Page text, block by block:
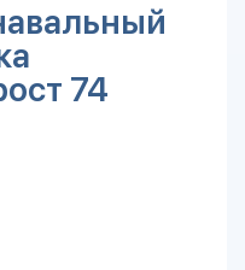
74